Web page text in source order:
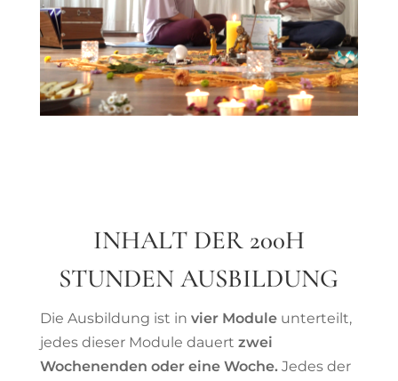
INHALT DER 200H
STUNDEN AUSBILDUNG
Die Ausbildung ist in vier Moduleunterteilt,
jedes dieser Module dauert zwei
Wochenenden oder eine Woche. Jedes der